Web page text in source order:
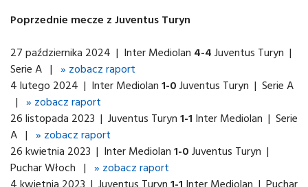
Poprzednie mecze z Juventus Turyn
27 października 2024 | Inter Mediolan 4-4 Juventus Turyn |
Serie A | » zobacz raport
4 lutego 2024 | Inter Mediolan 1-0 Juventus Turyn | Serie A
| » zobacz raport
26 listopada 2023 | Juventus Turyn 1-1 Inter Mediolan | Serie
A | » zobacz raport
26 kwietnia 2023 | Inter Mediolan 1-0 Juventus Turyn |
Puchar Włoch | » zobacz raport